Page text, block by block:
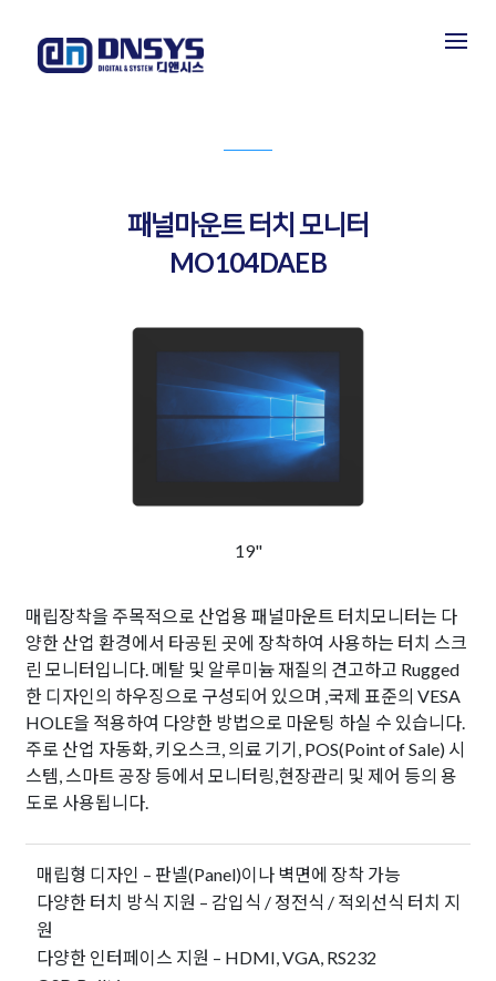
패널마운트 터치 모니터
19"
매립장착을 주목적으로 산업용 패널마운트 터치모니터는 다
양한 산업 환경에서 타공된 곳에 장착하여 사용하는 터치 스크
린 모니터입니다. 메탈 및 알루미늄 재질의 견고하고 Rugged
한 디자인의 하우징으로 구성되어 있으며 ,국제 표준의 VESA
HOLE을 적용하여 다양한 방법으로 마운팅 하실 수 있습니다.
주로 산업 자동화, 키오스크, 의료 기기, POS(Point of Sale) 시
스템, 스마트 공장 등에서 모니터링,현장관리 및 제어 등의 용
도로 사용됩니다.
매립형 디자인 – 판넬(Panel)이나 벽면에 장착 가능
다양한 터치 방식 지원 – 감입식 / 정전식 / 적외선식 터치 지
원
다양한 인터페이스 지원 – HDMI, VGA, RS232
MO104DAEB